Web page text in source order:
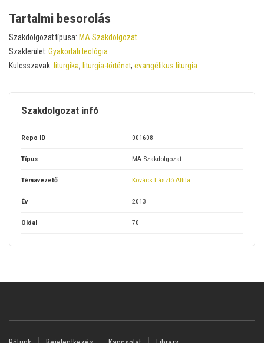
Tartalmi besorolás
Szakdolgozat típusa: MA Szakdolgozat
Szakterület: Gyakorlati teológia
Kulcsszavak: liturgika, liturgia-történet, evangélikus liturgia
Szakdolgozat infó
Repo ID 001608
Típus MA Szakdolgozat
Témavezető Kovács László Attila
Év 2013
Oldal 70
Footer